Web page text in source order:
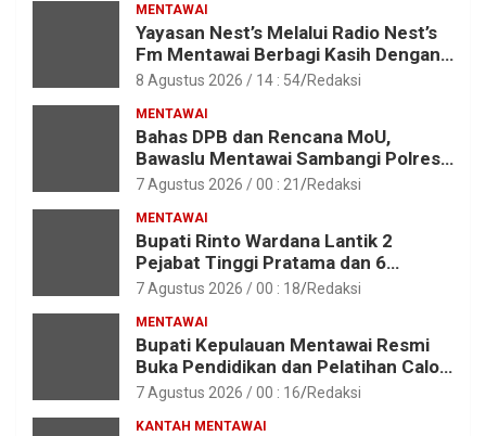
MENTAWAI
Yayasan Nest’s Melalui Radio Nest’s
Fm Mentawai Berbagi Kasih Dengan
Anak – Anak Asrama SMAN 2 Sipora
8 Agustus 2026 / 14 : 54 Redaksi
MENTAWAI
Bahas DPB dan Rencana MoU,
Bawaslu Mentawai Sambangi Polres
Mentawai
7 Agustus 2026 / 00 : 21 Redaksi
MENTAWAI
Bupati Rinto Wardana Lantik 2
Pejabat Tinggi Pratama dan 6
Pejabat Fungsional di Lingkungan
7 Agustus 2026 / 00 : 18 Redaksi
MENTAWAI
Bupati Kepulauan Mentawai Resmi
Buka Pendidikan dan Pelatihan Calon
Paskibraka Tahun 2026
7 Agustus 2026 / 00 : 16 Redaksi
KANTAH MENTAWAI